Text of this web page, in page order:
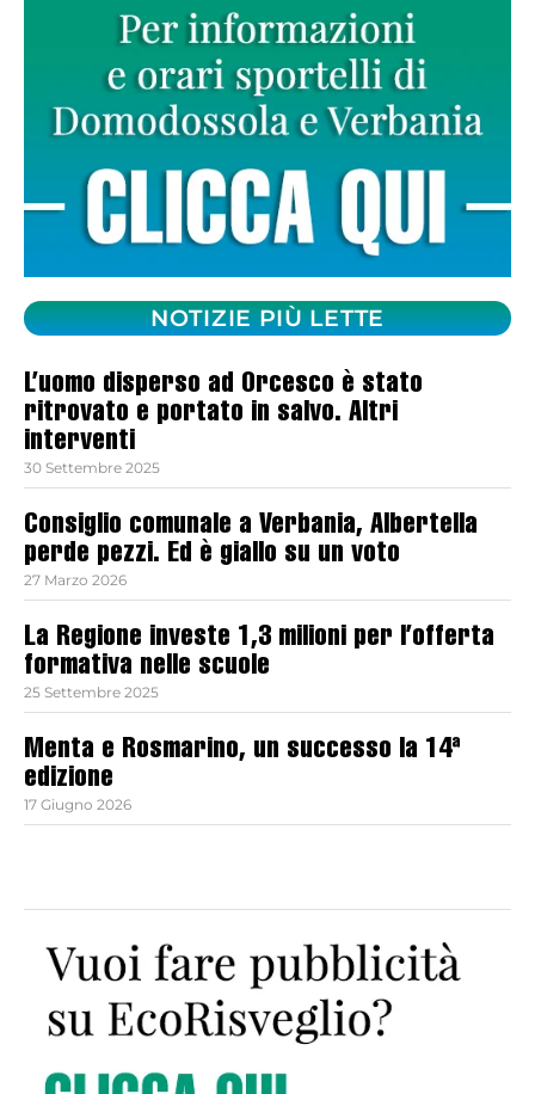
NOTIZIE PIÙ LETTE
L’uomo disperso ad Orcesco è stato
ritrovato e portato in salvo. Altri
interventi
30 Settembre 2025
Consiglio comunale a Verbania, Albertella
perde pezzi. Ed è giallo su un voto
27 Marzo 2026
La Regione investe 1,3 milioni per l’offerta
formativa nelle scuole
25 Settembre 2025
Menta e Rosmarino, un successo la 14ª
edizione
17 Giugno 2026